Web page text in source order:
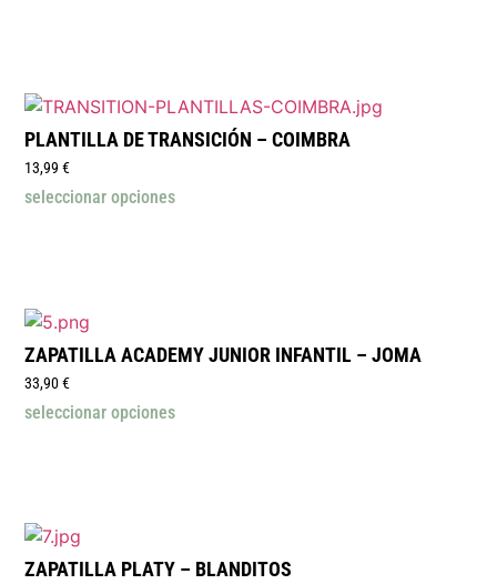
PLANTILLA DE TRANSICIÓN – COIMBRA
13,99€
seleccionar opciones
ZAPATILLA ACADEMY JUNIOR INFANTIL – JOMA
33,90€
seleccionar opciones
ZAPATILLA PLATY – BLANDITOS